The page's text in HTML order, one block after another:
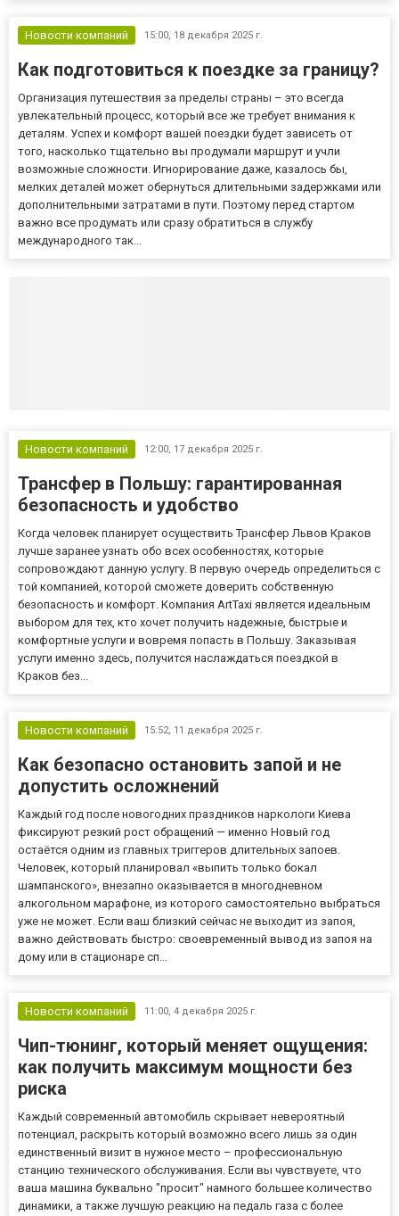
Новости компаний 15:00, 18 декабря 2025 г.
Как подготовиться к поездке за границу?
Организация путешествия за пределы страны – это всегда
увлекательный процесс, который все же требует внимания к
деталям. Успех и комфорт вашей поездки будет зависеть от
того, насколько тщательно вы продумали маршрут и учли
возможные сложности. Игнорирование даже, казалось бы,
мелких деталей может обернуться длительными задержками или
дополнительными затратами в пути. Поэтому перед стартом
важно все продумать или сразу обратиться в службу
международного так...
Новости компаний 12:00, 17 декабря 2025 г.
Трансфер в Польшу: гарантированная
безопасность и удобство
Когда человек планирует осуществить Трансфер Львов Краков
лучше заранее узнать обо всех особенностях, которые
сопровождают данную услугу. В первую очередь определиться с
той компанией, которой сможете доверить собственную
безопасность и комфорт. Компания ArtTaxi является идеальным
выбором для тех, кто хочет получить надежные, быстрые и
комфортные услуги и вовремя попасть в Польшу. Заказывая
услуги именно здесь, получится наслаждаться поездкой в
Краков без...
Новости компаний 15:52, 11 декабря 2025 г.
Как безопасно остановить запой и не
допустить осложнений
Каждый год после новогодних праздников наркологи Киева
фиксируют резкий рост обращений — именно Новый год
остаётся одним из главных триггеров длительных запоев.
Человек, который планировал «выпить только бокал
шампанского», внезапно оказывается в многодневном
алкогольном марафоне, из которого самостоятельно выбраться
уже не может. Если ваш близкий сейчас не выходит из запоя,
важно действовать быстро: своевременный вывод из запоя на
дому или в стационаре сп...
Новости компаний 11:00, 4 декабря 2025 г.
Чип-тюнинг, который меняет ощущения:
как получить максимум мощности без
риска
Каждый современный автомобиль скрывает невероятный
потенциал, раскрыть который возможно всего лишь за один
единственный визит в нужное место – профессиональную
станцию технического обслуживания. Если вы чувствуете, что
ваша машина буквально "просит" намного большее количество
динамики, а также лучшую реакцию на педаль газа с более